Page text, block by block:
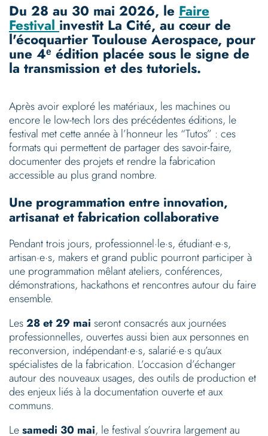
Du 28 au 30 mai 2026, le Faire
Festival investit La Cité, au cœur de
l'écoquartier Toulouse Aerospace, pour
une 4ᵉ édition placée sous le signe de
la transmission et des tutoriels.
Après avoir exploré les matériaux, les machines ou
encore le low-tech lors des précédentes éditions, le
festival met cette année à l’honneur les “Tutos” : ces
formats qui permettent de partager des savoir-faire,
documenter des projets et rendre la fabrication
accessible au plus grand nombre.
Une programmation entre innovation,
artisanat et fabrication collaborative
Pendant trois jours, professionnel·le·s, étudiant·e·s,
artisan·e·s, makers et grand public pourront participer à
une programmation mêlant ateliers, conférences,
démonstrations, hackathons et rencontres autour du faire
ensemble.
Les28 et 29 mai seront consacrés aux journées
professionnelles, ouvertes aussi bien aux personnes en
reconversion, indépendant·e·s, salarié·e·s qu’aux
spécialistes de la fabrication. L’occasion d’échanger
autour des nouveaux usages, des outils de production et
des enjeux liés à la documentation ouverte et aux
communs.
Lesamedi 30 mai, le festival s’ouvrira largement au